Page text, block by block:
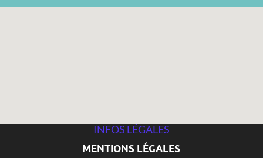
INFOS LÉGALES
MENTIONS LÉGALES